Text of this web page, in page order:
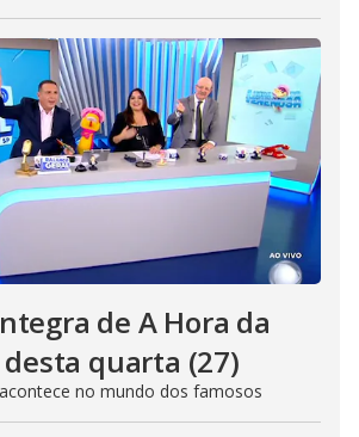
de A Hora da
quarta (27)
no mundo dos famosos